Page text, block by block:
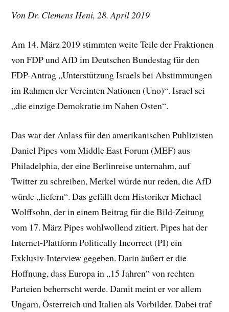
Von Dr. Clemens Heni, 28. April 2019
Am 14. März 2019 stimmten weite Teile der Fraktionen
von FDP und AfD im Deutschen Bundestag für den
FDP-Antrag „Unterstützung Israels bei Abstimmungen
im Rahmen der Vereinten Nationen (Uno)“. Israel sei
„die einzige Demokratie im Nahen Osten“.
Das war der Anlass für den amerikanischen Publizisten
Daniel Pipes vom Middle East Forum (MEF) aus
Philadelphia, der eine Berlinreise unternahm, auf
Twitter zu schreiben, Merkel würde nur reden, die AfD
würde „liefern“. Das gefällt dem Historiker Michael
Wolffsohn, der in einem Beitrag für die Bild-Zeitung
vom 17. März Pipes wohlwollend zitiert. Pipes hat der
Internet-Plattform Politically Incorrect (PI) ein
Exklusiv-Interview gegeben. Darin äußert er die
Hoffnung, dass Europa in „15 Jahren“ von rechten
Parteien beherrscht werde. Damit meint er vor allem
Ungarn, Österreich und Italien als Vorbilder. Dabei traf